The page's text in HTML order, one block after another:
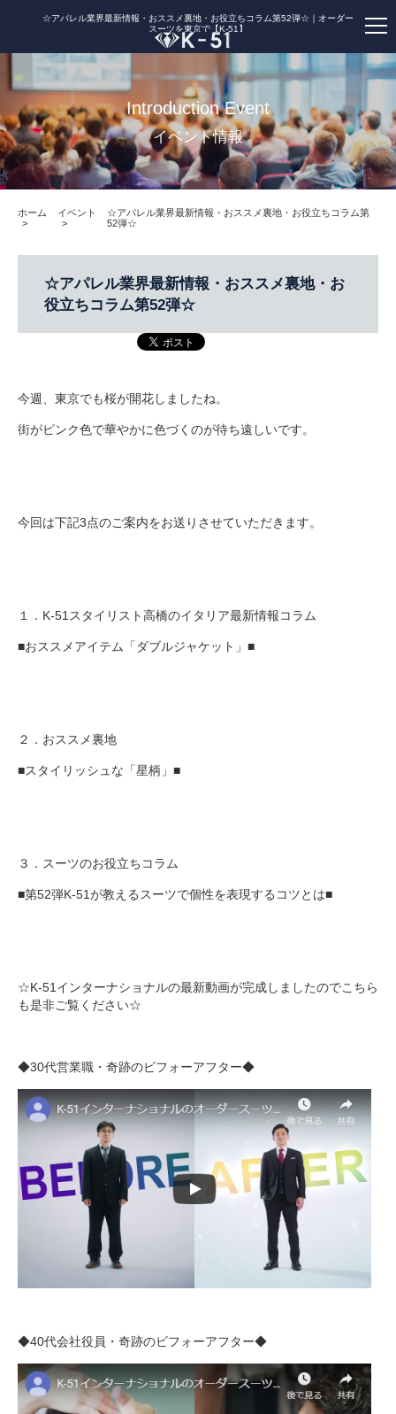
☆アパレル業界最新情報・おススメ裏地・お役立ちコラム第52弾☆｜オーダー
スーツを東京で【K-51】
Introduction Event
イベント情報
ホーム イベント
☆アパレル業界最新情報・おススメ裏地・お役立ちコラム第
52弾☆
☆アパレル業界最新情報・おススメ裏地・お
役立ちコラム第52弾☆
今週、東京でも桜が開花しましたね。
街がピンク色で華やかに色づくのが待ち遠しいです。
今回は下記3点のご案内をお送りさせていただきます。
１．K-51スタイリスト高橋のイタリア最新情報コラム
■おススメアイテム「ダブルジャケット」■
２．おススメ裏地
■スタイリッシュな「星柄」■
３．スーツのお役立ちコラム
■第52弾K-51が教えるスーツで個性を表現するコツとは■
☆K-51インターナショナルの最新動画が完成しましたのでこちら
も是非ご覧ください☆
◆30代営業職・奇跡のビフォーアフター◆
◆40代会社役員・奇跡のビフォーアフター◆